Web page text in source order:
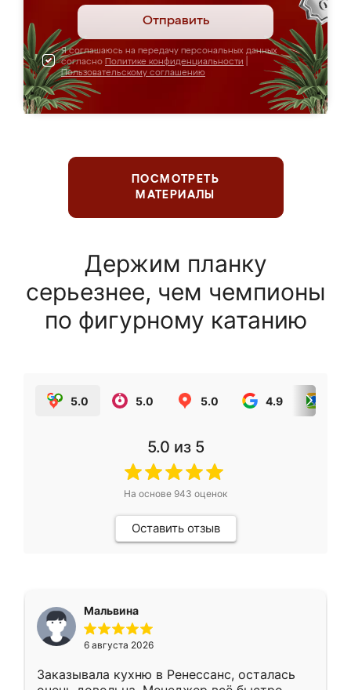
Отправить
Я соглашаюсь на передачу персональных данных
согласно Политике конфиденциальности
Пользовательскому соглашению
ПОСМОТРЕТЬ
МАТЕРИАЛЫ
Держим планку
серьезнее, чем чемпионы
по фигурному катанию
5.0 5.0 5.0 4.9
5.0 из 5
На основе 943 оценок
Оставить отзыв
Мальвина
6 августа 2026
Заказывала кухню в Ренессанс, осталась